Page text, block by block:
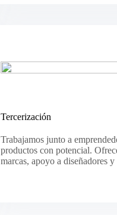
Tercerización
Trabajamos junto a
productos con potencial.
marcas, apoyo a diseñadores